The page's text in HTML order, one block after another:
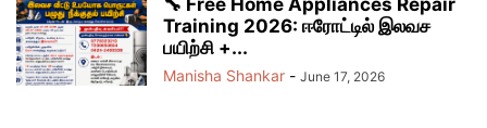
🔧 Free Home Appliances Repair
Training 2026: ஈரோட்டில் இலவச
பயிற்சி +...
Manisha Shankar - June 17, 2026